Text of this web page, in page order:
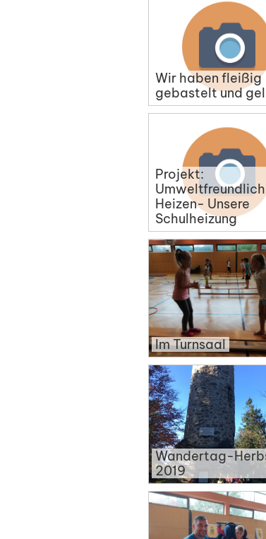
Wir haben fleißig
gebastelt und
Projekt:
Heizen- Unsere
Schulheizung
Im Turnsaal
Wandertag-
2019